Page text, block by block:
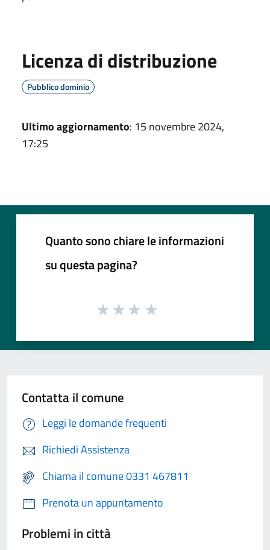
Licenza di distribuzione
Pubblico dominio
Ultimo aggiornamento: 15 novembre 2024,
17:25
Quanto sono chiare le informazioni
su questa pagina?
Contatta il comune
Leggi le domande frequenti
Richiedi Assistenza
Chiama il comune 0331 467811
Prenota un appuntamento
Problemi in città